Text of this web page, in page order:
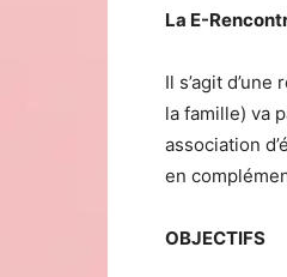
La E-
Il s’agit
la famille) va
association
en
OBJECTIFS